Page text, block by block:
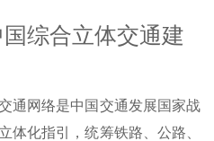
综合立体交通建
通网络是中国交通发展国家战
体化指引，统筹铁路、公路、